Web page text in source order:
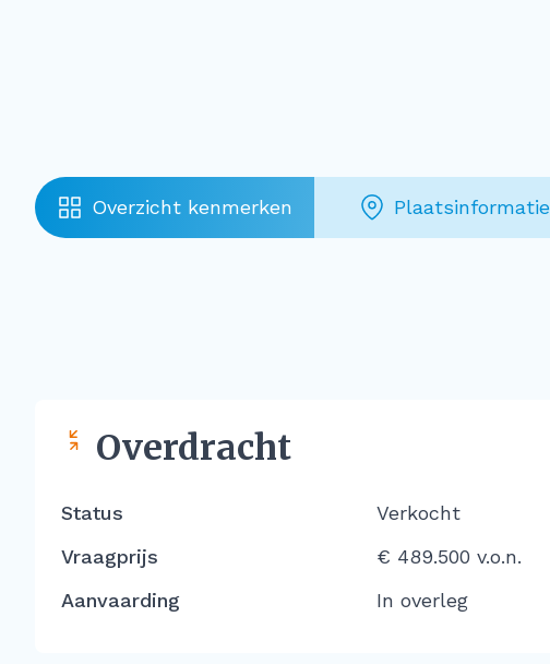
Overzicht kenmerken Plaatsinformatie
Overdracht
Status
Verkocht
Vraagprijs
€ 489.500 v.o.n.
Aanvaarding
In overleg